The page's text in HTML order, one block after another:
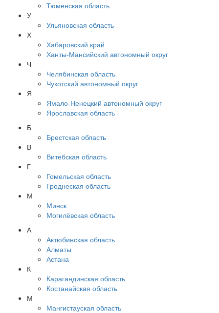
Тюменская область
У
Ульяновская область
Х
Хабаровский край
Ханты-Мансийский автономный округ
Ч
Челябинская область
Чукотский автономный округ
Я
Ямало-Ненецкий автономный округ
Ярославская область
Б
Брестская область
В
Витебская область
Г
Гомельская область
Гроднеская область
М
Минск
Могилёвская область
А
Актюбинская область
Алматы
Астана
К
Карагандинская область
Костанайская область
М
Мангистауская область